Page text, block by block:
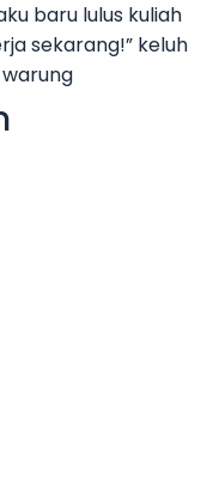
baru lulus kuliah
sekarang!” keluh